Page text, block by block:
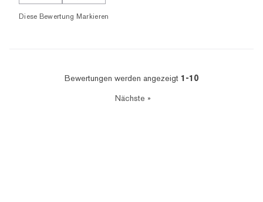
Diese Bewertung Markieren
Bewertungen werden angezeigt 1-10
Nächste »